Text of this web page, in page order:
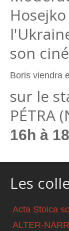
son
Boris viendra
sur le
PÉTRA
16h à
Les
Acta Stoica
ALTER-